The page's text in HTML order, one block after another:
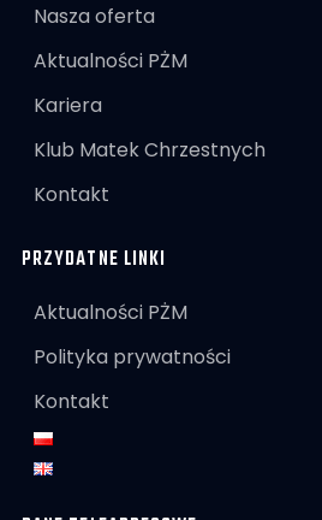
Nasza oferta
Aktualności PŻM
Kariera
Klub Matek Chrzestnych
Kontakt
PRZYDATNE LINKI
Aktualności PŻM
Polityka prywatności
Kontakt